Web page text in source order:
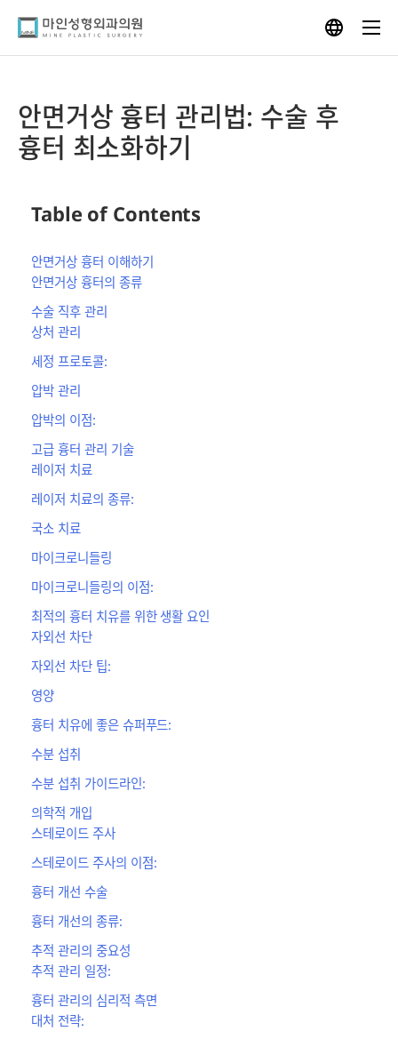
content
안면거상 흉터 관리법: 수술 후
흉터 최소화하기
Table of Contents
안면거상 흉터 이해하기
안면거상 흉터의 종류
수술 직후 관리
상처 관리
세정 프로토콜:
압박 관리
압박의 이점:
고급 흉터 관리 기술
레이저 치료
레이저 치료의 종류:
국소 치료
마이크로니들링
마이크로니들링의 이점:
최적의 흉터 치유를 위한 생활 요인
자외선 차단
자외선 차단 팁:
영양
흉터 치유에 좋은 슈퍼푸드:
수분 섭취
수분 섭취 가이드라인:
의학적 개입
스테로이드 주사
스테로이드 주사의 이점:
흉터 개선 수술
흉터 개선의 종류:
추적 관리의 중요성
추적 관리 일정:
흉터 관리의 심리적 측면
대처 전략: